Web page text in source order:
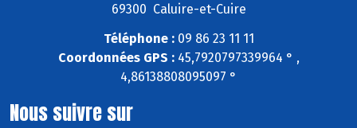
69300 Caluire-et-Cuire
Téléphone :09 86 23 11 11
Coordonnées GPS :45,7920797339964 ° ,
4,86138808095097 °
Nous suivre sur